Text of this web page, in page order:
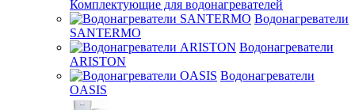
Комплектующие для водонагревателей
Водонагреватели
SANTERMO
Водонагреватели
ARISTON
Водонагреватели
OASIS